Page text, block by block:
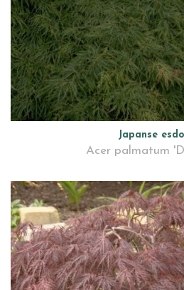
Japanse
Acer palmatum